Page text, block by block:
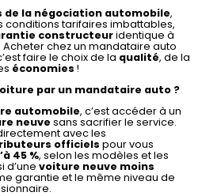
de la négociation automobile,
conditions tarifaires imbattables,
constructeuridentique à
chez un mandataire auto
faire le choix de la qualité, de la
économies !
par un mandataire auto ?
automobile, c’est accéder à un
neuve sans sacrifier le service.
directement avec les
officiels pour vous
45 %, selon les modèles et les
d’une voiture neuve moins
garantie et le même niveau de